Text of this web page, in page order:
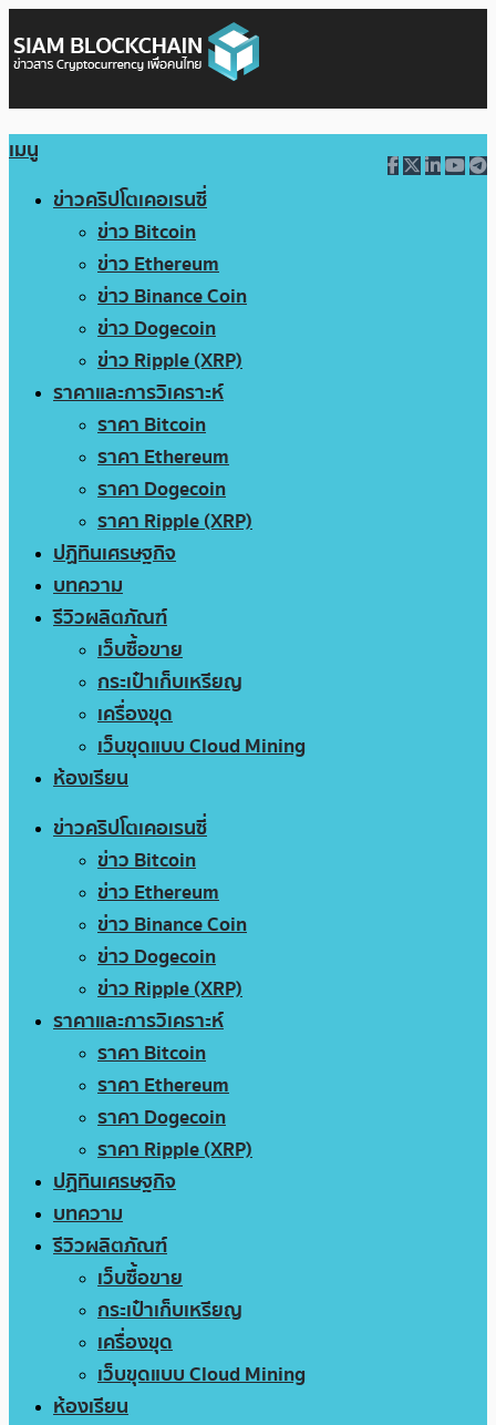
เมนู
ข่าวคริปโตเคอเรนซี่
ข่าว Bitcoin
ข่าว Ethereum
ข่าว Binance Coin
ข่าว Dogecoin
ข่าว Ripple (XRP)
ราคาและการวิเคราะห์
ราคา Bitcoin
ราคา Ethereum
ราคา Dogecoin
ราคา Ripple (XRP)
ปฏิทินเศรษฐกิจ
บทความ
รีวิวผลิตภัณฑ์
เว็บซื้อขาย
กระเป๋าเก็บเหรียญ
เครื่องขุด
เว็บขุดแบบ Cloud Mining
ห้องเรียน
ข่าวคริปโตเคอเรนซี่
ข่าว Bitcoin
ข่าว Ethereum
ข่าว Binance Coin
ข่าว Dogecoin
ข่าว Ripple (XRP)
ราคาและการวิเคราะห์
ราคา Bitcoin
ราคา Ethereum
ราคา Dogecoin
ราคา Ripple (XRP)
ปฏิทินเศรษฐกิจ
บทความ
รีวิวผลิตภัณฑ์
เว็บซื้อขาย
กระเป๋าเก็บเหรียญ
เครื่องขุด
เว็บขุดแบบ Cloud Mining
ห้องเรียน